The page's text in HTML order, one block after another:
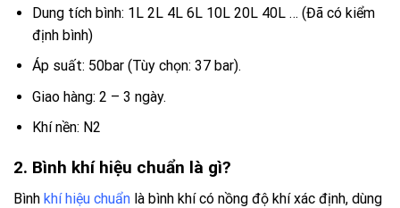
Dung tích bình: 1L 2L 4L 6L 10L 20L 40L … (Đã có kiểm
định bình)
Áp suất: 50bar (Tùy chọn: 37 bar).
Giao hàng: 2 – 3 ngày.
Khí nền: N2
2. Bình khí hiệu chuẩn là gì?
Bình khí hiệu chuẩn là bình khí có nồng độ khí xác định, dùng